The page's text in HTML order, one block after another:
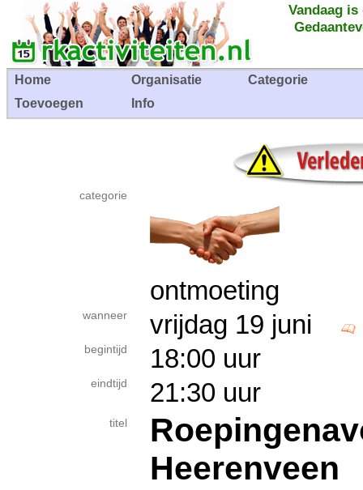
Vandaag
Home Organisatie
Categorie
Toevoegen
Info
categorie
ontmoeting
wanneer vrijdag 19 juni
begintijd 18:00 uur
eindtijd 21:30 uur
titel
Heerenveen